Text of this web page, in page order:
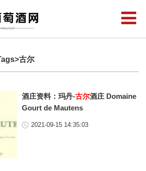
古尔
酒庄资料：玛丹-古尔酒庄 Domaine
Gourt de Mautens
2021-09-15 14:35:03